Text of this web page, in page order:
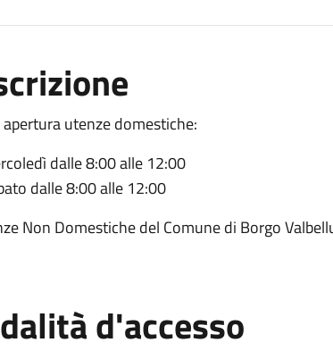
apertura utenze domestiche:
dalle 8:00 alle 12:00
dalle 8:00 alle 12:00
Non Domestiche del Comune di Borgo
d'accesso